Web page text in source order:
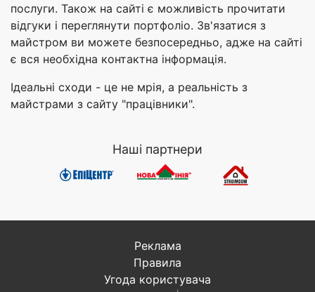
послуги. Також на сайті є можливість прочитати
відгуки і переглянути портфоліо. Зв'язатися з
майстром ви можете безпосередньо, адже на сайті
є вся необхідна контактна інформація.
Ідеальні сходи - це не мрія, а реальність з
майстрами з сайту "працівники".
Наші партнери
Реклама
Правила
Угода користувача